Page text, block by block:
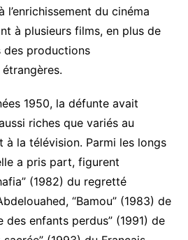
du cinéma
à plusieurs films, en plus de
des productions
1950, la défunte avait
riches que variés au
à la télévision. Parmi les longs
a pris part, figurent
(1982) du regretté
“Bamou” (1983) de
des enfants perdus” (1991) de